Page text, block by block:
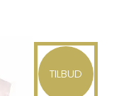
TILBUD